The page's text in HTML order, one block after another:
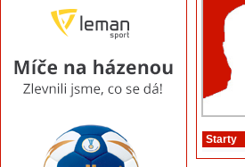
Starty